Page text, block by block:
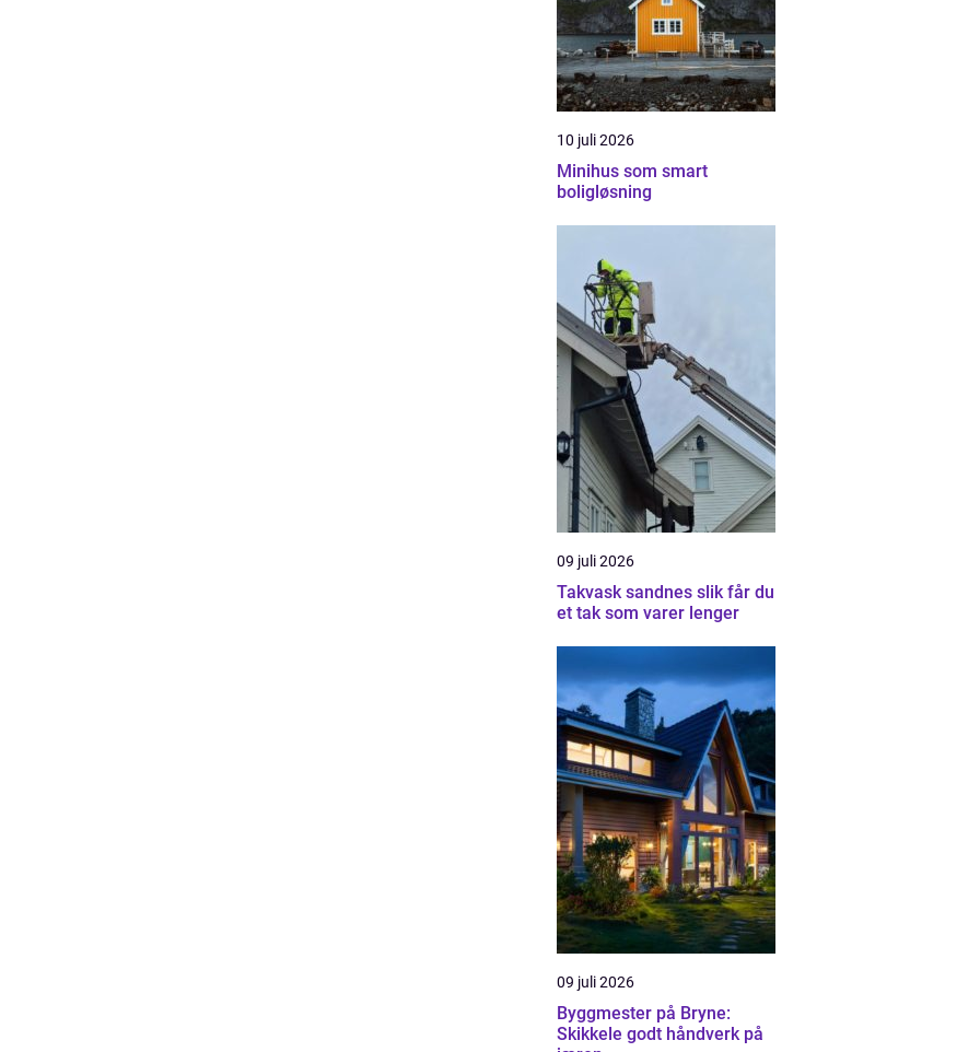
10 juli 2026
Minihus som smart
boligløsning
09 juli 2026
Takvask sandnes slik får du
et tak som varer lenger
09 juli 2026
Byggmester på Bryne:
Skikkele godt håndverk på